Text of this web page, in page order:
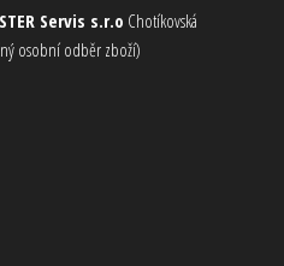
Servis s.r.o Chotíkovská
osobní odběr zboží)